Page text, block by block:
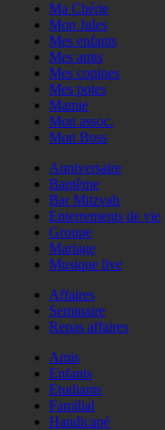
Ma Chérie
Mon Jules
Mes enfants
Mes amis
Mes copines
Mes potes
Mamie
Mon assoc.
Mon Boss
Anniversaire
Baptême
Bar Mitzvah
Enterrements de vie
Groupe
Mariage
Musique live
Affaires
Seminaire
Repas affaires
Amis
Enfants
Etudiants
Familial
Handicapé